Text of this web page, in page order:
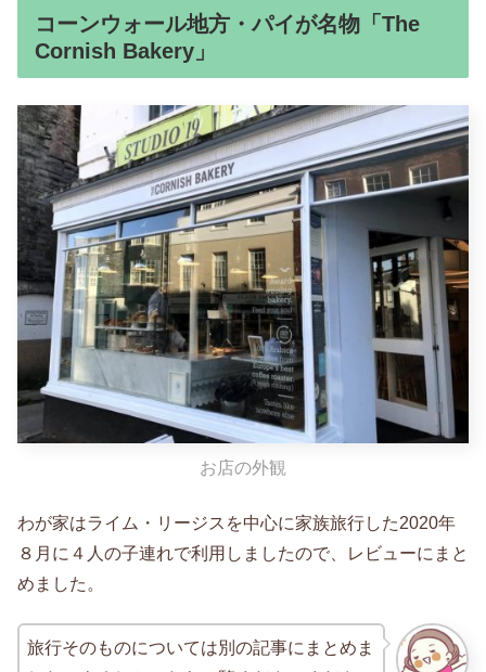
コーンウォール地方・パイが名物「The
Cornish Bakery」
お店の外観
わが家はライム・リージスを中心に家族旅行した2020年
８月に４人の子連れで利用しましたので、レビューにまと
めました。
旅行そのものについては別の記事にまとめま